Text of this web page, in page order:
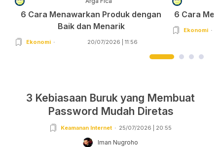
6 Cara Menawarkan Produk dengan
Baik dan Menarik
Ekonomi 20/07/2026 | 11:56
6 Cara
Ekonomi
3 Kebiasaan Buruk yang Membuat
Password Mudah Diretas
Keamanan Internet 25/07/2026 | 20:55
Iman Nugroho